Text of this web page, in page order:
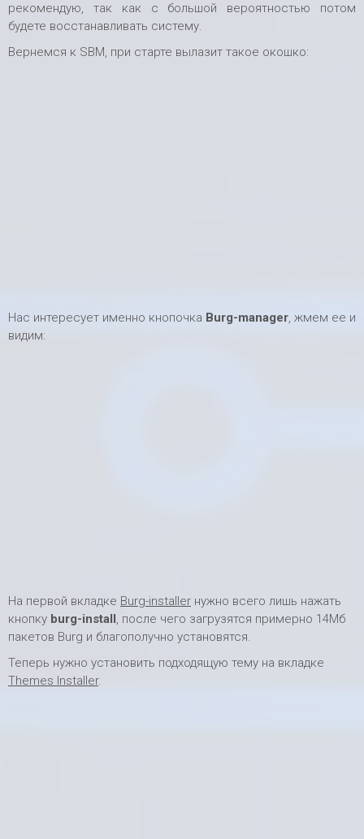
рекомендую, так как с большой вероятностью потом
будете восстанавливать систему.
Вернемся к SBM, при старте вылазит такое окошко:
Нас интересует именно кнопочка Burg-manager, жмем ее и
видим:
На первой вкладке Burg-installer нужно всего лишь нажать
кнопку burg-install , после чего загрузятся примерно 14Мб
пакетов Burg и благополучно установятся.
Теперь нужно установить подходящую тему на вкладке
Themes Installer.